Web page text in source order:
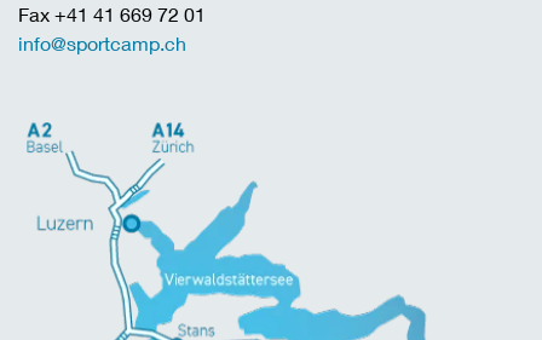
Fax +41 41 669 72 01
info@sportcamp.ch